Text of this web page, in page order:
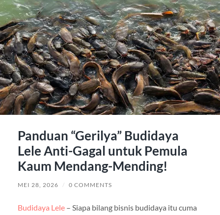
Panduan “Gerilya” Budidaya
Lele Anti-Gagal untuk Pemula
Kaum Mendang-Mending!
MEI 28, 2026 / 0 COMMENTS
Budidaya Lele– Siapa bilang bisnis budidaya itu cuma